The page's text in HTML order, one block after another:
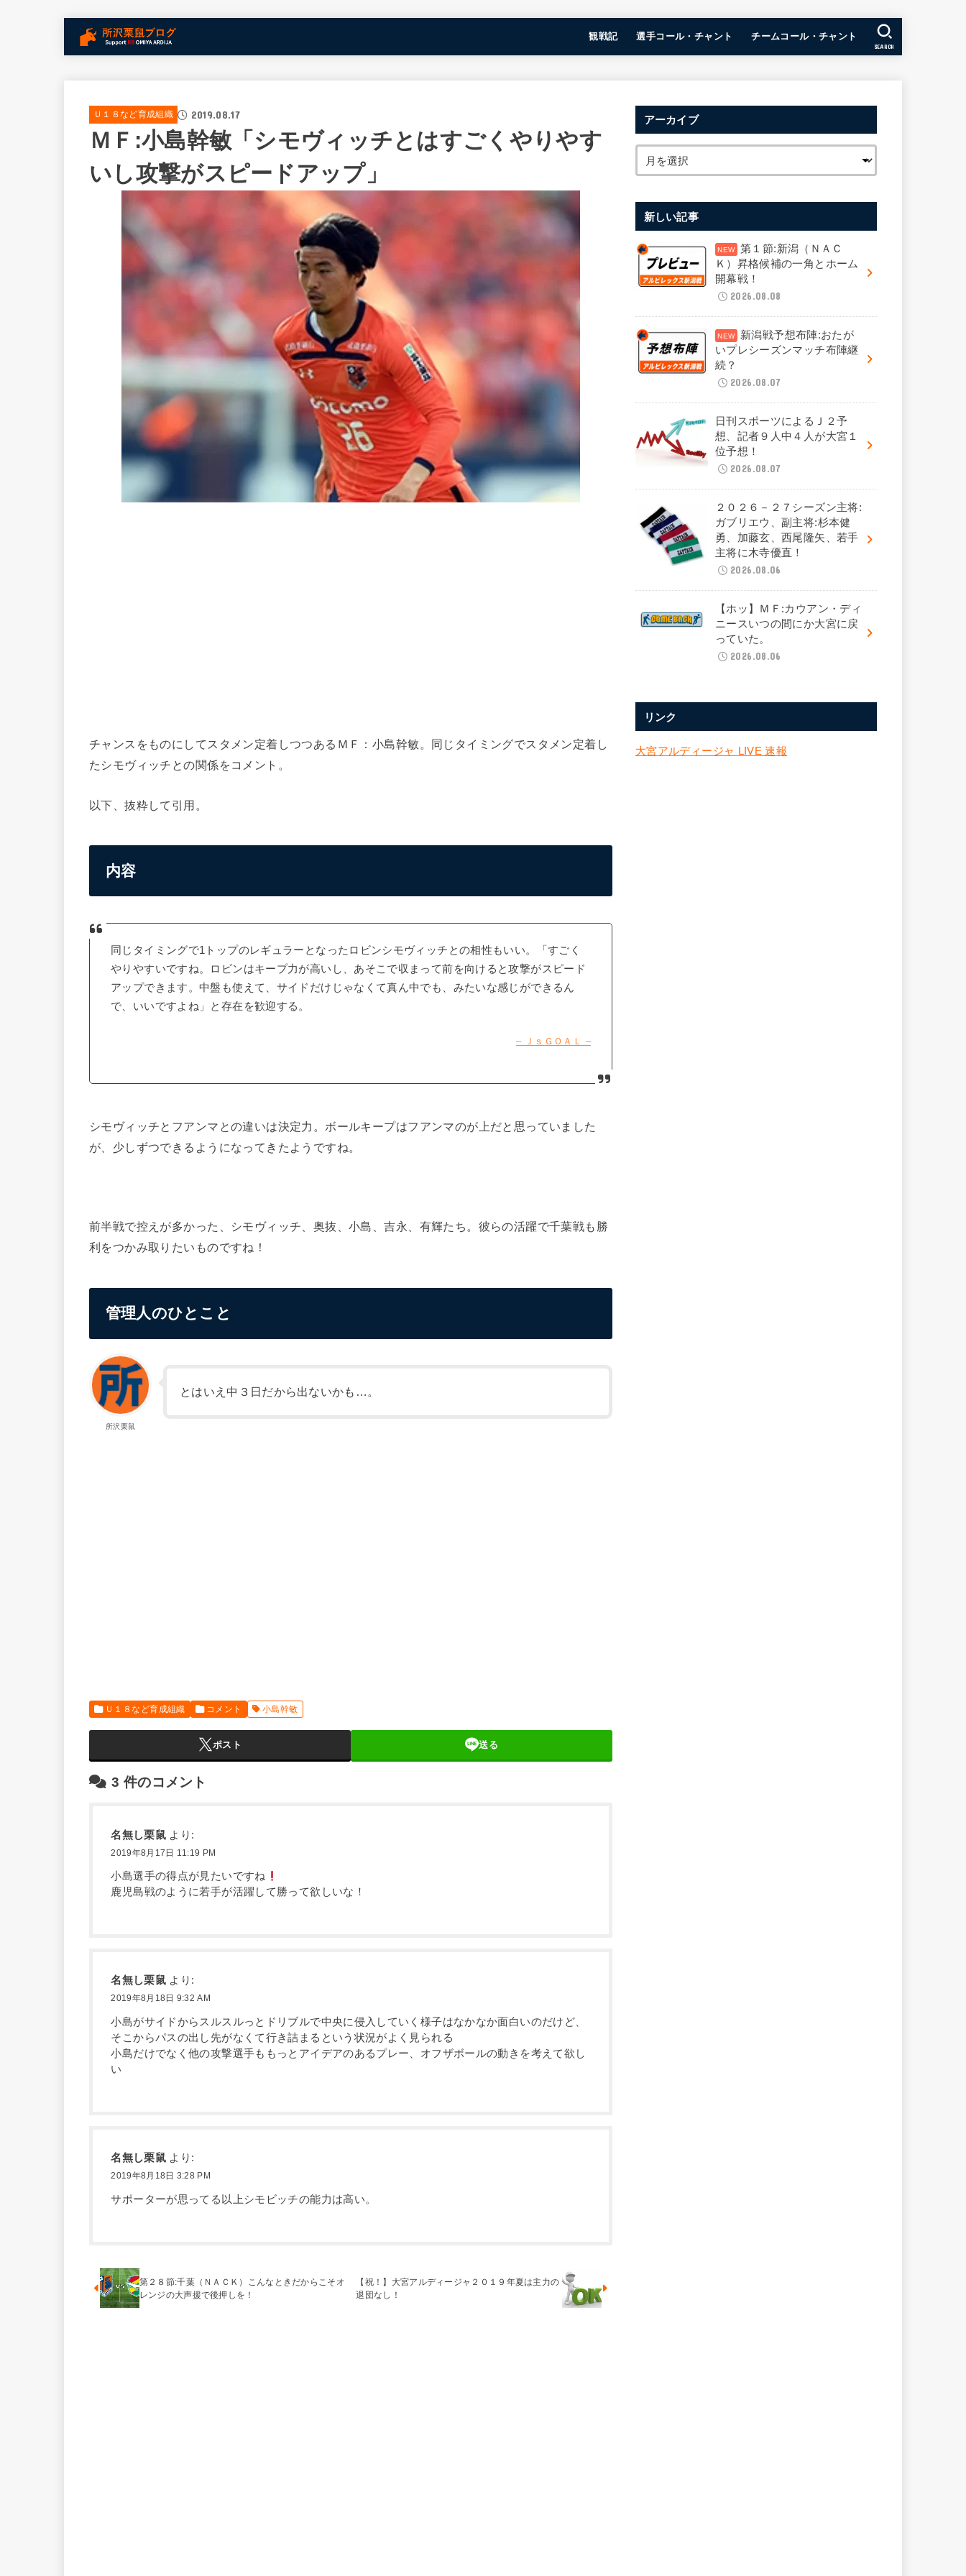
観戦記 選手コール・チャント チームコール・チャント
SEARCH
Ｕ１８など育成組織 2019.08.17
ＭＦ:小島幹敏「シモヴィッチとはすごくやりやす
いし攻撃がスピードアップ」
チャンスをものにしてスタメン定着しつつあるＭＦ：小島幹敏。同じタイミングでスタメン定着し
たシモヴィッチとの関係をコメント。
以下、抜粋して引用。
内容
同じタイミングで1トップのレギュラーとなったロビンシモヴィッチとの相性もいい。「すごく
やりやすいですね。ロビンはキープ力が高いし、あそこで収まって前を向けると攻撃がスピード
アップできます。中盤も使えて、サイドだけじゃなくて真ん中でも、みたいな感じができるん
で、いいですよね」と存在を歓迎する。
– ＪｓＧＯＡＬ –
シモヴィッチとフアンマとの違いは決定力。ボールキープはフアンマのが上だと思っていました
が、少しずつできるようになってきたようですね。
前半戦で控えが多かった、シモヴィッチ、奥抜、小島、吉永、有輝たち。彼らの活躍で千葉戦も勝
利をつかみ取りたいものですね！
管理人のひとこと
所沢栗鼠
とはいえ中３日だから出ないかも…。
Ｕ１８など育成組織 コメント 小島幹敏
ポスト 送る
3 件のコメント
名無し栗鼠 より:
2019年8月17日 11:19 PM
小島選手の得点が見たいですね
鹿児島戦のように若手が活躍して勝って欲しいな！
名無し栗鼠 より:
2019年8月18日 9:32 AM
小島がサイドからスルスルっとドリブルで中央に侵入していく様子はなかなか面白いのだけど、
そこからパスの出し先がなくて行き詰まるという状況がよく見られる
小島だけでなく他の攻撃選手ももっとアイデアのあるプレー、オフザボールの動きを考えて欲し
い
名無し栗鼠 より:
2019年8月18日 3:28 PM
サポーターが思ってる以上シモビッチの能力は高い。
第２８節:千葉（ＮＡＣＫ）こんなときだからこそオ
レンジの大声援で後押しを！
【祝！】大宮アルディージャ２０１９年夏は主力の
退団なし！
アーカイブ
新しい記事
第１節:新潟（ＮＡＣ
Ｋ）昇格候補の一角とホーム
開幕戦！
2026.08.08
新潟戦予想布陣:おたが
いプレシーズンマッチ布陣継
続？
2026.08.07
日刊スポーツによるＪ２予
想、記者９人中４人が大宮１
位予想！
2026.08.07
２０２６－２７シーズン主将:
ガブリエウ、副主将:杉本健
勇、加藤玄、西尾隆矢、若手
主将に木寺優直！
2026.08.06
【ホッ】ＭＦ:カウアン・ディ
ニースいつの間にか大宮に戻
っていた。
2026.08.06
リンク
大宮アルディージャ LIVE 速報